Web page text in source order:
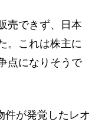
売できず、日本
。これは株主に
点になりそうで
が発覚したレオ